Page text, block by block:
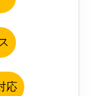
応